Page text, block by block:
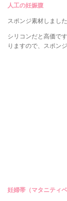
人工の妊娠腹
スポンジ素材しました
シリコンだと高価で
りますので、スポン
妊婦帯（マタニティベ